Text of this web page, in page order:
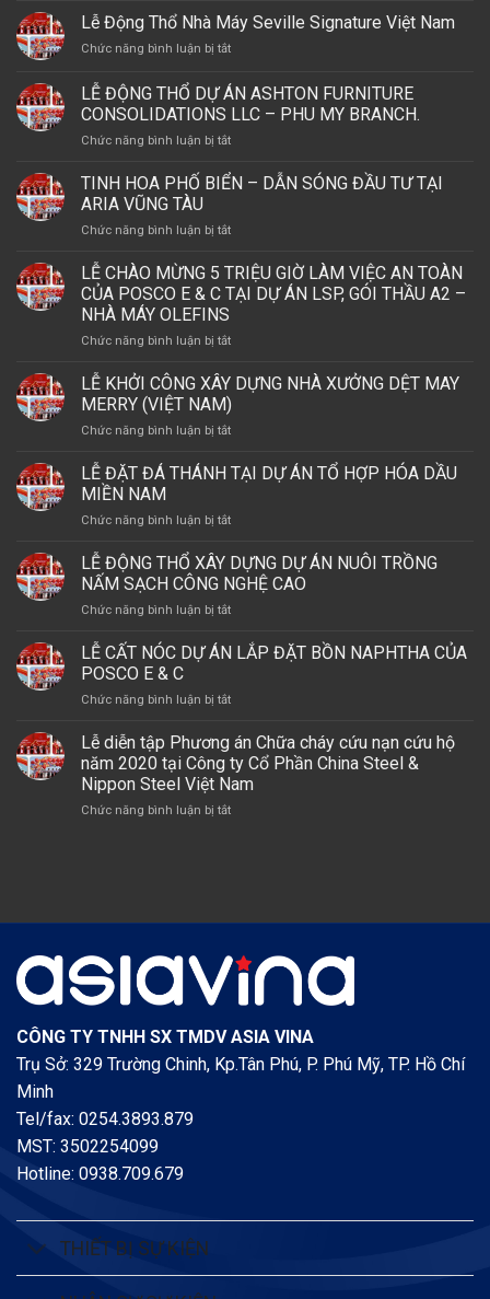
KỶ
NIỆM
20
THÀNH
LẬP
TY
CS
NAM
LỄ
KHÁNH
OFFSHORE
Lễ Động Thổ Nhà Máy Seville Signature Việt Nam
Chức năng bình luận bị tắtở
Động
Thổ
Nhà
Máy
Signature
LỄ ĐỘNG THỔ DỰ ÁN ASHTON FURNITURE
CONSOLIDATIONS LLC – PHU MY BRANCH.
Chức năng bình luận bị tắtở
ĐỘNG
ÁN
FURNITURE
CONSOLIDATIONS
LLC
PHU
BRANCH.
TINH HOA PHỐ BIỂN – DẪN SÓNG ĐẦU TƯ TẠI
ARIA VŨNG TÀU
Chức năng bình luận bị tắtở
HOA
PHỐ
BIỂN
DẪN
ĐẦU
TƯ
TẠI
ARIA
TÀU
LỄ CHÀO MỪNG 5 TRIỆU GIỜ LÀM VIỆC AN TOÀN
CỦA POSCO E & C TẠI DỰ ÁN LSP, GÓI THẦU A2 –
NHÀ MÁY OLEFINS
Chức năng bình luận bị tắtở
CHÀO
MỪNG
5
TRIỆU
LÀM
TOÀN
POSCO
E
C
DỰ
A2
–
NHÀ
MÁY
LỄ KHỞI CÔNG XÂY DỰNG NHÀ XƯỞNG DỆT MAY
MERRY (VIỆT NAM)
Chức năng bình luận bị tắtở
KHỞI
CÔNG
DỰNG
XƯỞNG
DỆT
MERRY
NAM)
LỄ ĐẶT ĐÁ THÁNH TẠI DỰ ÁN TỔ HỢP HÓA DẦU
MIỀN NAM
Chức năng bình luận bị tắtở
ĐẶT
ĐÁ
THÁNH
TẠI
ÁN
HÓA
MIỀN
NAM
LỄ ĐỘNG THỔ XÂY DỰNG DỰ ÁN NUÔI TRỒNG
NẤM SẠCH CÔNG NGHỆ CAO
Chức năng bình luận bị tắtở
ĐỘNG
DỰNG
ÁN
NUÔI
TRỒNG
NẤM
SẠCH
LỄ CẤT NÓC DỰ ÁN LẮP ĐẶT BỒN NAPHTHA CỦA
POSCO E & C
Chức năng bình luận bị tắtở
CẤT
NÓC
DỰ
ÁN
LẮP
E
C
Lễ diễn tập Phương án Chữa cháy cứu nạn cứu hộ
năm 2020 tại Công ty Cổ Phần China Steel &
Nippon Steel Việt Nam
Chức năng bình luận bị tắtở
Chữa
cứu
nạn
năm
tại
Nippon
Nam
CÔNG TY TNHH SX TMDV ASIA VINA
Trụ Sở: 329 Trường Chinh, Kp.Tân Phú, P. Phú Mỹ, TP. Hồ Chí
Minh
Tel/fax: 0254.3893.879
MST: 3502254099
Hotline: 0938.709.679
THIẾT BỊ SỰ KIỆN